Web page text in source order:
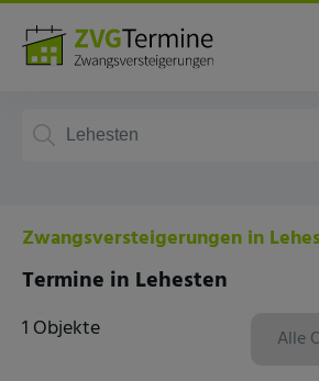
Zwangsversteigerungen in
Termine in Lehesten
1 Objekte